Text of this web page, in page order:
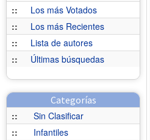
::
Los más Votados
::
Los más Recientes
::
Lista de autores
::
Últimas búsquedas
Categorías
::
Sin Clasificar
::
Infantiles